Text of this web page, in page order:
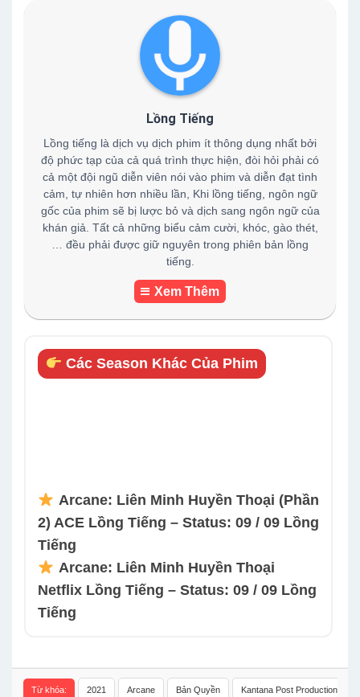
Lồng Tiếng
Lồng tiếng là dịch vụ dịch phim ít thông dụng nhất bởi
độ phức tạp của cả quá trình thực hiện, đòi hỏi phải có
cả một đội ngũ diễn viên nói vào phim và diễn đạt tình
cảm, tự nhiên hơn nhiều lần, Khi lồng tiếng, ngôn ngữ
gốc của phim sẽ bị lược bỏ và dịch sang ngôn ngữ của
khán giả. Tất cả những biểu cảm cười, khóc, gào thét,
… đều phải được giữ nguyên trong phiên bản lồng
tiếng.
Xem Thêm
Các Season Khác Của Phim
Arcane: Liên Minh Huyền Thoại (Phần
2) ACE Lồng Tiếng – Status: 09 / 09 Lồng
Tiếng
Arcane: Liên Minh Huyền Thoại
Netflix Lồng Tiếng – Status: 09 / 09 Lồng
Tiếng
Từ khóa: 2021 Arcane Bản Quyền Kantana Post Production